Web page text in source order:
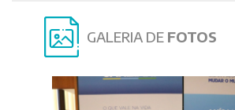
GALERIA DE FOTOS